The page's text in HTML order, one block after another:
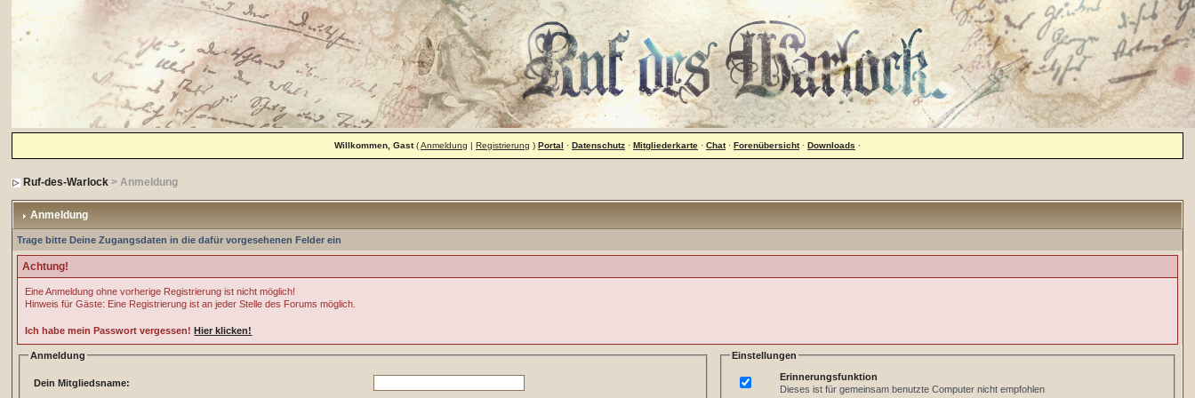
Willkommen, Gast(Anmeldung | Registrierung ) Portal · Datenschutz· Mitgliederkarte· Chat· Forenübersicht· Downloads ·
Ruf-des-Warlock > Anmeldung
Anmeldung
Trage bitte Deine Zugangsdaten in die dafür vorgesehenen Felder ein
Achtung!
Eine Anmeldung ohne vorherige Registrierung ist nicht möglich!
Hinweis für Gäste: Eine Registrierung ist an jeder Stelle des Forums möglich.
Ich habe mein Passwort vergessen!Hier klicken!
Anmeldung
Dein Mitgliedsname:
Einstellungen
Erinnerungsfunktion
Dieses ist für gemeinsam benutzte Computer nicht empfohlen